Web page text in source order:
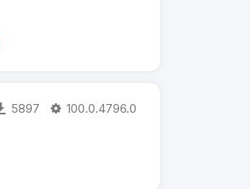
5897 100.0.4796.0